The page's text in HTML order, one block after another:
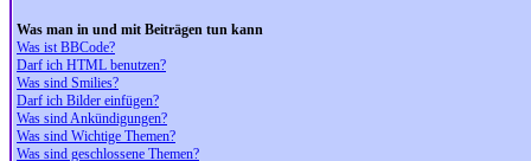
Was man in und mit Beiträgen tun kann
Was ist BBCode?
Darf ich HTML benutzen?
Was sind Smilies?
Darf ich Bilder einfügen?
Was sind Ankündigungen?
Was sind Wichtige Themen?
Was sind geschlossene Themen?